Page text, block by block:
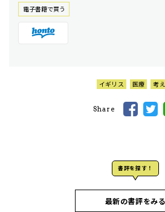
電⼦書籍で買う
イギリス 医療 考
Share
書評を探す！
最新の書評をみる